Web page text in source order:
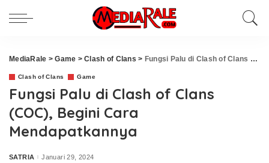
MediaRale >Game >Clash of Clans > Fungsi Palu di Clash of Clans (COC), Begini Cara Mendapatkannya
Clash of Clans Game
Fungsi Palu di Clash of Clans
(COC), Begini Cara
Mendapatkannya
Posted
SATRIA Januari 29, 2024